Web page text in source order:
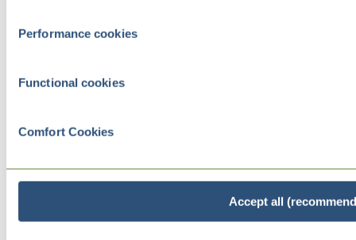
Performance cookies
Functional cookies
Comfort Cookies
Accept all